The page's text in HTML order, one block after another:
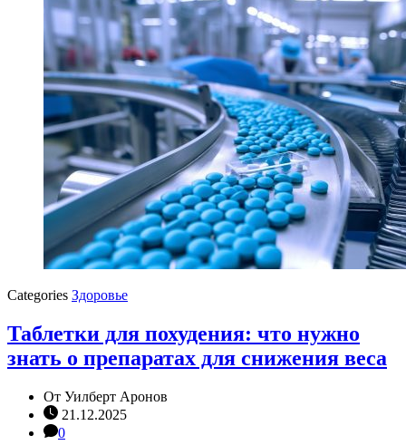
Categories Здоровье
Таблетки для похудения: что нужно
знать о препаратах для снижения веса
От Уилберт Аронов
21.12.2025
0